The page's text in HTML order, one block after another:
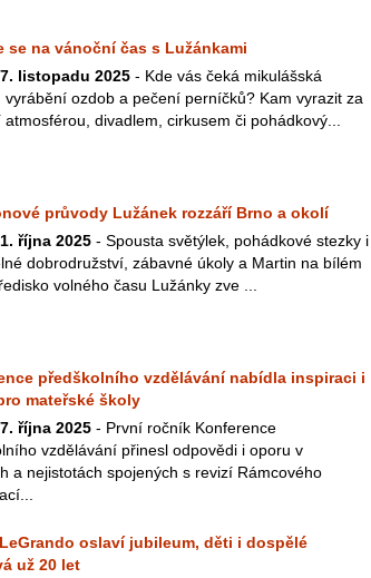
se na vánoční čas s Lužánkami
listopadu 2025 - Kde vás čeká mikulášská
vyrábění ozdob a pečení perníčků? Kam vyrazit za
divadlem, cirkusem či pohádkový...
průvody Lužánek rozzáří Brno a okolí
října 2025 - Spousta světýlek, pohádkové stezky i
dobrodružství, zábavné úkoly a Martin na bílém
volného času Lužánky zve ...
předškolního vzdělávání nabídla inspiraci i
mateřské školy
října 2025 - První ročník Konference
vzdělávání přinesl odpovědi i oporu v
a nejistotách spojených s revizí Rámcového
oslaví jubileum, děti i dospělé
už 20 let